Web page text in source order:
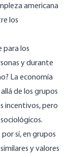
americana
los
para los
y durante
La economía
de los grupos
incentivos, pero
sí, en grupos
y valores